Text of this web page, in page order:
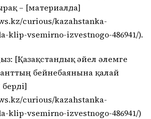
– [материалда]
curious/kazahstanka-
klip-vsemirno-izvestnogo-486941/).
[Қазақстандық әйел әлемге
бейнебаянына қалай
curious/kazahstanka-
klip-vsemirno-izvestnogo-486941/)